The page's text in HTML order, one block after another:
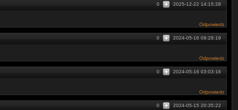
2025-12-22 14:15:28
0
Odpowiedz
2024-05-16 09:28:19
0
Odpowiedz
2024-05-16 03:03:16
0
Odpowiedz
2024-05-15 20:35:22
0